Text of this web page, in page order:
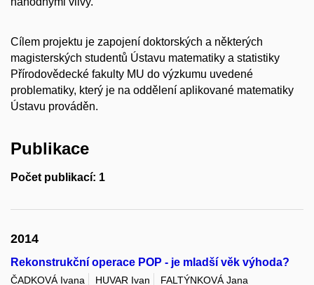
Cílem projektu je zapojení doktorských a některých
magisterských studentů Ústavu matematiky a statistiky
Přírodovědecké fakulty MU do výzkumu uvedené
problematiky, který je na oddělení aplikované matematiky
Ústavu prováděn.
Publikace
Počet publikací: 1
2014
Rekonstrukční operace POP - je mladší věk výhoda?
ČADKOVÁ Ivana HUVAR Ivan
FALTÝNKOVÁ Jana